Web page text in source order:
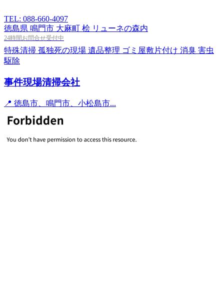
TEL: 088-660-4097
徳島県 鳴門市 大麻町 桧 リューネの森内
24時間お問合せ受付中
特殊清掃 孤独死の現場 遺品整理 ゴミ屋敷片付け 消臭 害虫
駆除
事件現場清掃会社
📍 徳島市、鳴門市、小松島市...